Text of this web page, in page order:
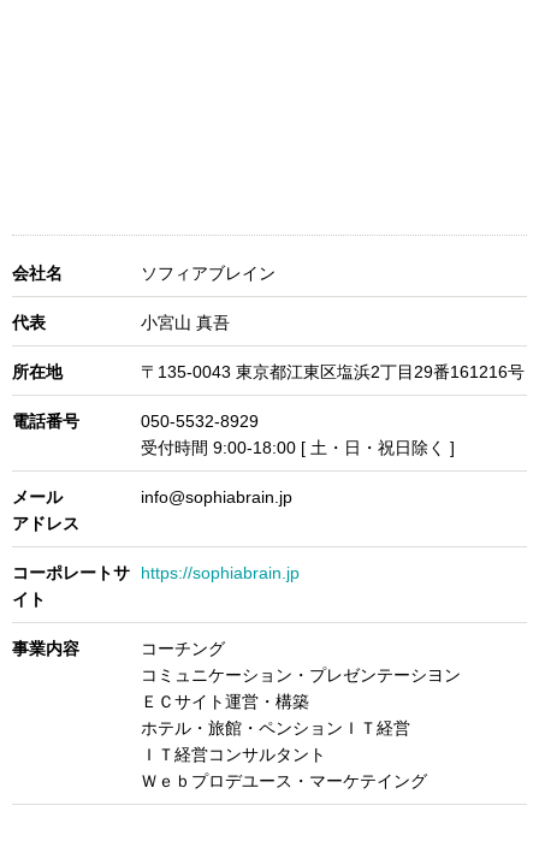
会社名 ソフィアブレイン
代表 小宮山 真吾
所在地 〒135-0043 東京都江東区塩浜2丁目29番161216号
電話番号
050-5532-8929
受付時間 9:00-18:00 [ 土・日・祝日除く ]
メール
アドレス
info@sophiabrain.jp
コーポレートサ
イト
https://sophiabrain.jp
事業内容
コーチング
コミュニケーション・プレゼンテーシヨン
ＥＣサイト運営・構築
ホテル・旅館・ペンションＩＴ経営
ＩＴ経営コンサルタント
Ｗｅｂプロデユース・マーケテイング